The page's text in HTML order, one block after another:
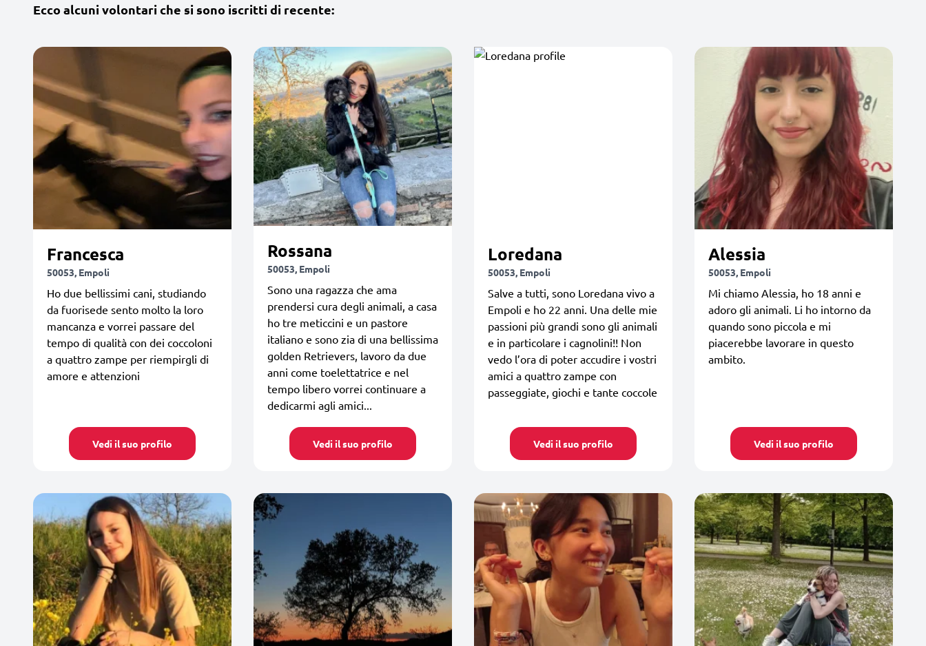
Ecco alcuni volontari che si sono iscritti di recente:
Francesca
50053, Empoli
Ho due bellissimi cani, studiando
da fuorisede sento molto la loro
mancanza e vorrei passare del
tempo di qualità con dei coccoloni
a quattro zampe per riempirgli di
amore e attenzioni
Vedi il suo profilo
Rossana
50053, Empoli
Sono una ragazza che ama
prendersi cura degli animali, a casa
ho tre meticcini e un pastore
italiano e sono zia di una bellissima
golden Retrievers, lavoro da due
anni come toelettatrice e nel
tempo libero vorrei continuare a
dedicarmi agli amici...
Vedi il suo profilo
Loredana
50053, Empoli
Salve a tutti, sono Loredana vivo a
Empoli e ho 22 anni. Una delle mie
passioni più grandi sono gli animali
e in particolare i cagnolini!! Non
vedo l’ora di poter accudire i vostri
amici a quattro zampe con
passeggiate, giochi e tante coccole
Vedi il suo profilo
Alessia
50053, Empoli
Mi chiamo Alessia, ho 18 anni e
adoro gli animali. Li ho intorno da
quando sono piccola e mi
piacerebbe lavorare in questo
ambito.
Vedi il suo profilo